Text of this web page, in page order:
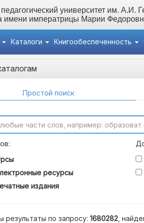
университет им. А.И.
имени императрицы Марии
Каталоги Книгообеспеченность
Простой поиск
ресурсы
издания
результаты по запросу: 1680282 ,